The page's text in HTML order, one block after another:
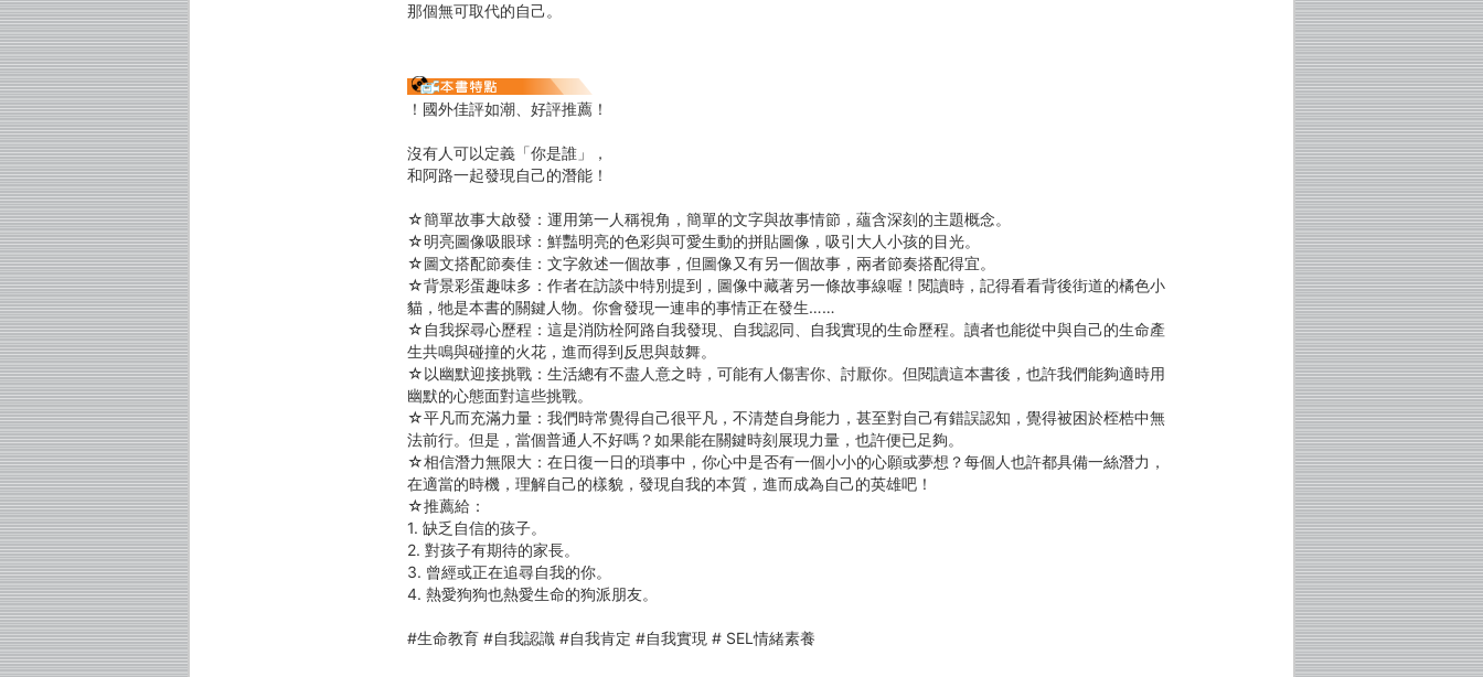
那個無可取代的自己。
！國外佳評如潮、好評推薦！
沒有人可以定義「你是誰」，
和阿路一起發現自己的潛能！
☆簡單故事大啟發：運用第一人稱視角，簡單的文字與故事情節，蘊含深刻的主題概念。
☆明亮圖像吸眼球：鮮豔明亮的色彩與可愛生動的拼貼圖像，吸引大人小孩的目光。
☆圖文搭配節奏佳：文字敘述一個故事，但圖像又有另一個故事，兩者節奏搭配得宜。
☆背景彩蛋趣味多：作者在訪談中特別提到，圖像中藏著另一條故事線喔！閱讀時，記得看看背後街道的橘色小
貓，牠是本書的關鍵人物。你會發現一連串的事情正在發生……
☆自我探尋心歷程：這是消防栓阿路自我發現、自我認同、自我實現的生命歷程。讀者也能從中與自己的生命產
生共鳴與碰撞的火花，進而得到反思與鼓舞。
☆以幽默迎接挑戰：生活總有不盡人意之時，可能有人傷害你、討厭你。但閱讀這本書後，也許我們能夠適時用
幽默的心態面對這些挑戰。
☆平凡而充滿力量：我們時常覺得自己很平凡，不清楚自身能力，甚至對自己有錯誤認知，覺得被困於桎梏中無
法前行。但是，當個普通人不好嗎？如果能在關鍵時刻展現力量，也許便已足夠。
☆相信潛力無限大：在日復一日的瑣事中，你心中是否有一個小小的心願或夢想？每個人也許都具備一絲潛力，
在適當的時機，理解自己的樣貌，發現自我的本質，進而成為自己的英雄吧！
☆推薦給：
1. 缺乏自信的孩子。
2. 對孩子有期待的家長。
3. 曾經或正在追尋自我的你。
4. 熱愛狗狗也熱愛生命的狗派朋友。
#生命教育 #自我認識 #自我肯定 #自我實現 # SEL情緒素養